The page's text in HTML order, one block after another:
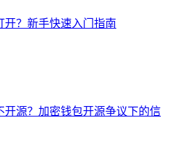
开？新手快速入门指南
开源？加密钱包开源争议下的信